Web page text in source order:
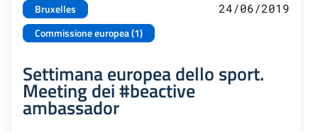
Bruxelles
Commissione europea (1)
24/06/2019
Settimana europea dello sport.
Meeting dei #beactive
ambassador